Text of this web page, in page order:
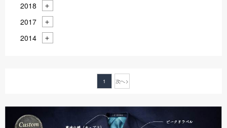
2018
2017
2014
1 次へ >